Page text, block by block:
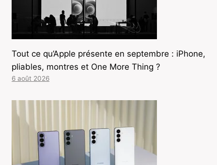
Tout ce qu’Apple présente en septembre : iPhone,
pliables, montres et One More Thing ?
6 août 2026